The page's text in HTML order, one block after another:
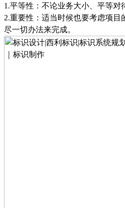
1.平等性：不论业务大小、平等对
2.重要性：适当时候也要考虑项目
尽一切办法来完成。